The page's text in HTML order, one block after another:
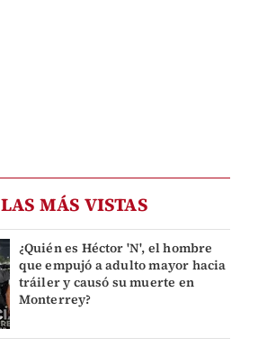
LAS MÁS VISTAS
¿Quién es Héctor 'N', el hombre
que empujó a adulto mayor hacia
tráiler y causó su muerte en
Monterrey?